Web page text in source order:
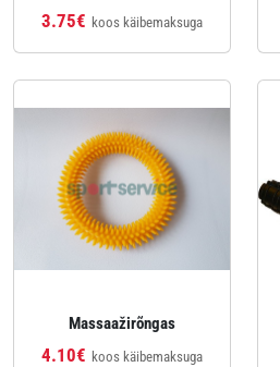
3.75€ koos käibemaksuga
Massaažirõngas
4.10€ koos käibemaksuga